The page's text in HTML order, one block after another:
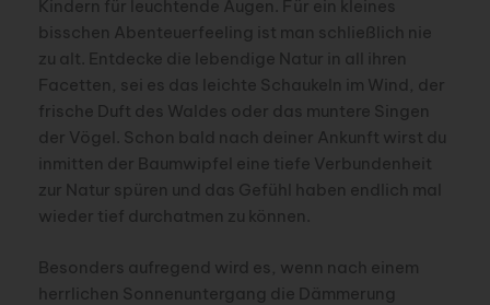
Kindern für leuchtende Augen. Für ein kleines
bisschen Abenteuerfeeling ist man schließlich nie
zu alt. Entdecke die lebendige Natur in all ihren
Facetten, sei es das leichte Schaukeln im Wind, der
frische Duft des Waldes oder das muntere Singen
der Vögel. Schon bald nach deiner Ankunft wirst du
inmitten der Baumwipfel eine tiefe Verbundenheit
zur Natur spüren und das Gefühl haben endlich mal
wieder tief durchatmen zu können.
Besonders aufregend wird es, wenn nach einem
herrlichen Sonnenuntergang die Dämmerung